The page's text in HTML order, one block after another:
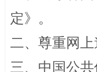
定》。
二、尊重网
三、中国公